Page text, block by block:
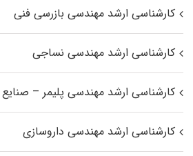
کارشناسی ارشد مهندسی بازرسی فنی
کارشناسی ارشد مهندسی نساجی
کارشناسی ارشد مهندسی پلیمر –
کارشناسی ارشد مهندسی داروسازی